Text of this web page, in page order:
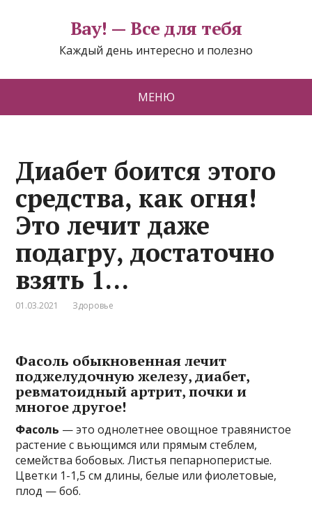
Вау! — Все для тебя
Каждый день интересно и полезно
МЕНЮ
Диабет боится этого
средства, как огня!
Это лечит даже
подагру, достаточно
взять 1…
01.03.2021 Здоровье
Фасоль обыкновенная лечит
поджелудочную железу, диабет,
ревматоидный артрит, почки и
многое другое!
Фасоль — это однолетнее овощное травянистое
растение с вьющимся или прямым стеблем,
семейства бобовых. Листья пепарноперистые.
Цветки 1-1,5 см длины, белые или фиолетовые,
плод — боб.